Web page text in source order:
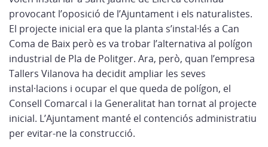
provocant l’oposició de l’Ajuntament i els naturalistes.
El projecte inicial era que la planta s’instal·lés a Can
Coma de Baix però es va trobar l’alternativa al polígon
industrial de Pla de Politger. Ara, però, quan l’empresa
Tallers Vilanova ha decidit ampliar les seves
instal·lacions i ocupar el que queda de polígon, el
Consell Comarcal i la Generalitat han tornat al projecte
inicial. L’Ajuntament manté el contenciós administratiu
per evitar-ne la construcció.